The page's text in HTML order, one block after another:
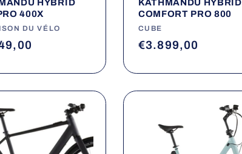
HYBRID
400X
:
DU VÉLO
KATHMANDU HYBRID
COMFORT PRO 800
Fournisseur :
CUBE
Prix
€3.899,00